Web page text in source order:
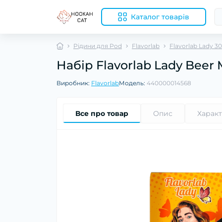
Каталог товарів
Рідини для Pod Flavorlab Flavorlab Lady
Набір Flavorlab Lady
Виробник: FlavorlabМодель: 440000014568
Все про товар Опис